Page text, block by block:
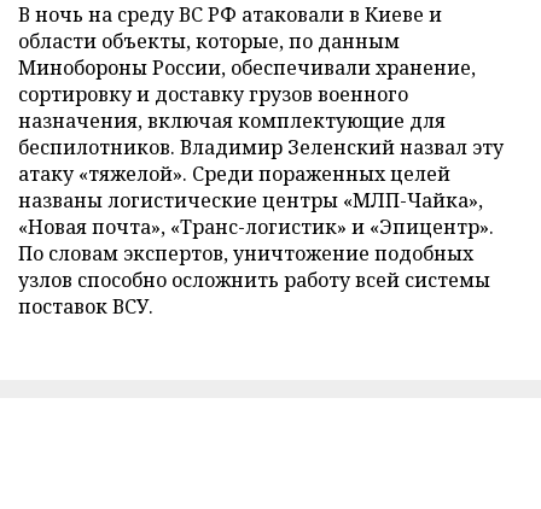
В ночь на среду ВС РФ атаковали в Киеве и
области объекты, которые, по данным
Минобороны России, обеспечивали хранение,
сортировку и доставку грузов военного
назначения, включая комплектующие для
беспилотников. Владимир Зеленский назвал эту
атаку «тяжелой». Среди пораженных целей
названы логистические центры «МЛП-Чайка»,
«Новая почта», «Транс-логистик» и «Эпицентр».
По словам экспертов, уничтожение подобных
узлов способно осложнить работу всей системы
поставок ВСУ.